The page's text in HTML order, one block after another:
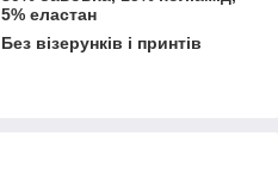
5% еластан
Без візерунків і принтів